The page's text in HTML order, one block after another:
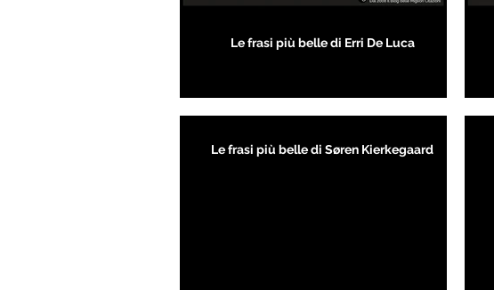
Le frasi più belle di Erri De Luca
Le frasi più belle di Søren Kierkegaard